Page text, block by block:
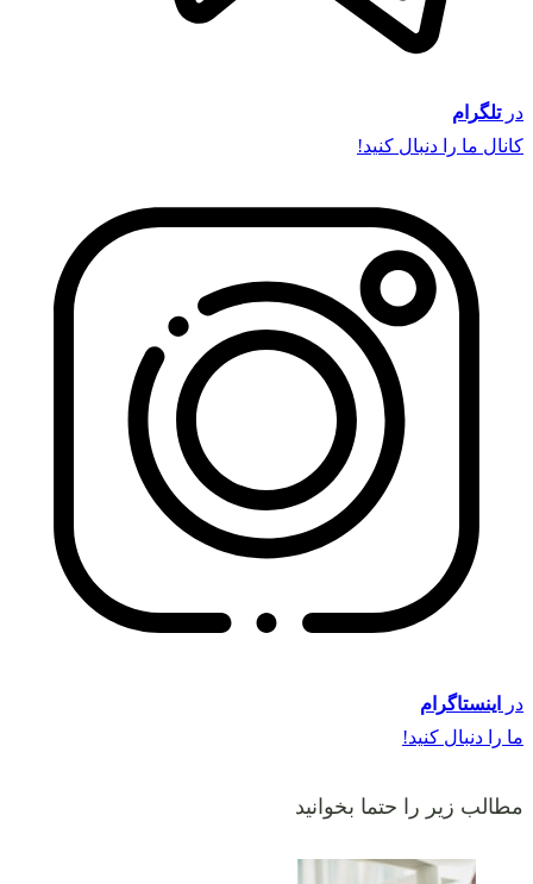
درتلگرام
کانال ما را دنبال کنید!
در
اینستاگرام
ما را دنبال کنید!
مطالب زیر را حتما بخوانید